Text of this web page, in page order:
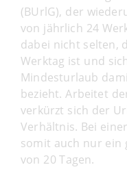
(BUrlG), der
von jährlich 24
dabei nicht selten,
Werktag ist und
Mindesturlaub
bezieht. Arbeitet
verkürzt sich der
Verhältnis. Bei
somit auch nur ein
von 20 Tagen.